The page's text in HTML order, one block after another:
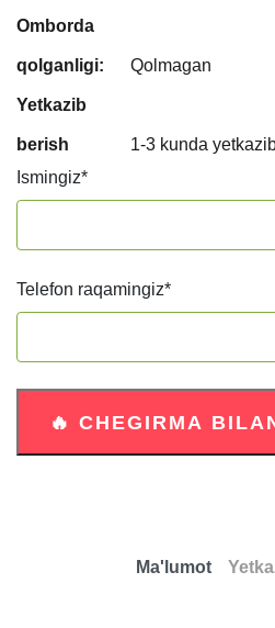
Omborda
qolganligi: Qolmagan
Yetkazib
berish
1-3 kunda
Ismingiz*
Telefon raqamingiz*
Ma'lumot